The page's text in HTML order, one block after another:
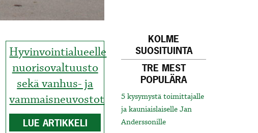
Hyvinvointialueelle
nuorisovaltuusto
sekä vanhus- ja
vammaisneuvostot
LUE ARTIKKELI
KOLME
SUOSITUINTA
TRE MEST
POPULÄRA
5 kysymystä toimittajalle
ja kauniaislaiselle Jan
Anderssonille